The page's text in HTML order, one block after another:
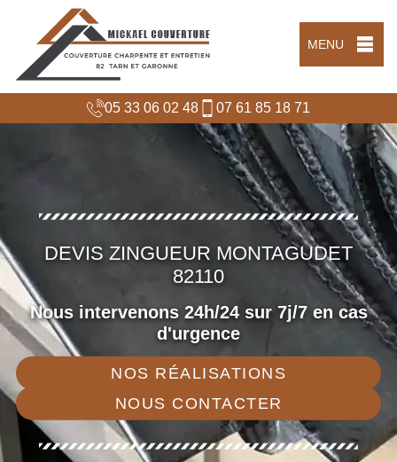
MENU
05 33 06 02 48 07 61 85 18 71
DEVIS ZINGUEUR MONTAGUDET
82110
Nous intervenons 24h/24 sur 7j/7 en cas
d'urgence
NOS RÉALISATIONS
NOUS CONTACTER